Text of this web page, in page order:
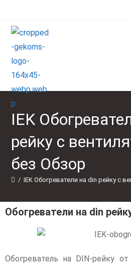
IEK
рейку с
без Обзор
/ IEK Обогреватели на din рейку с
Обогреватели на din
Обогреватель на DIN-рейку